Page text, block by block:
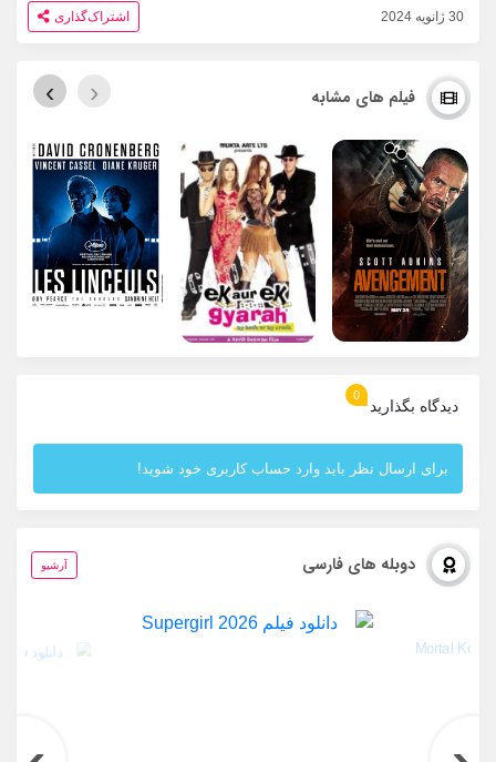
30 ژانویه 2024 اشتراک‌گذاری
فیلم های مشابه ‹
›
دیدگاه بگذارید
0
برای ارسال نظر باید وارد حساب کاربری خود شوید!
دوبله های فارسی آرشیو